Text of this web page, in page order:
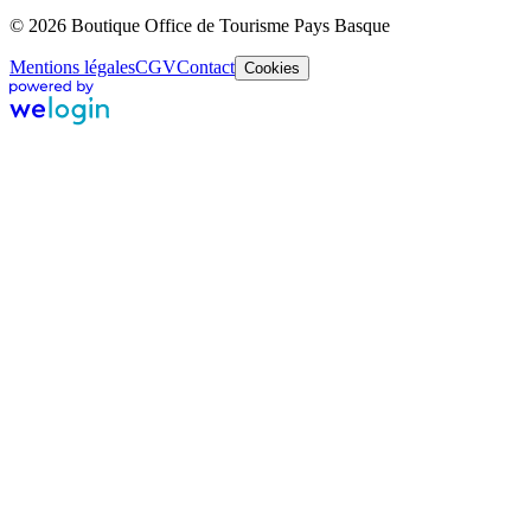
© 2026 Boutique Office de Tourisme Pays Basque
Mentions légalesCGVContact Cookies